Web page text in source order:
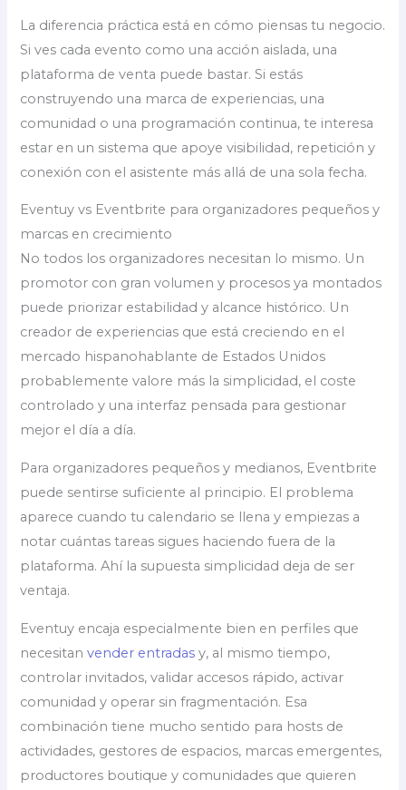
La diferencia práctica está en cómo piensas tu negocio.
Si ves cada evento como una acción aislada, una
plataforma de venta puede bastar. Si estás
construyendo una marca de experiencias, una
comunidad o una programación continua, te interesa
estar en un sistema que apoye visibilidad, repetición y
conexión con el asistente más allá de una sola fecha.
Eventuy vs Eventbrite para organizadores pequeños y
marcas en crecimiento
No todos los organizadores necesitan lo mismo. Un
promotor con gran volumen y procesos ya montados
puede priorizar estabilidad y alcance histórico. Un
creador de experiencias que está creciendo en el
mercado hispanohablante de Estados Unidos
probablemente valore más la simplicidad, el coste
controlado y una interfaz pensada para gestionar
mejor el día a día.
Para organizadores pequeños y medianos, Eventbrite
puede sentirse suficiente al principio. El problema
aparece cuando tu calendario se llena y empiezas a
notar cuántas tareas sigues haciendo fuera de la
plataforma. Ahí la supuesta simplicidad deja de ser
ventaja.
Eventuy encaja especialmente bien en perfiles que
necesitanvender entradas y, al mismo tiempo,
controlar invitados, validar accesos rápido, activar
comunidad y operar sin fragmentación. Esa
combinación tiene mucho sentido para hosts de
actividades, gestores de espacios, marcas emergentes,
productores boutique y comunidades que quieren